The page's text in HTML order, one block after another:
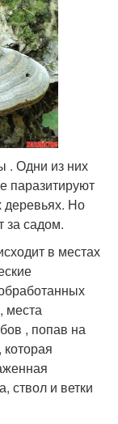
. Одни из них
паразитируют
деревьях. Но
за садом.
в местах
места
, попав на
ствол и ветки